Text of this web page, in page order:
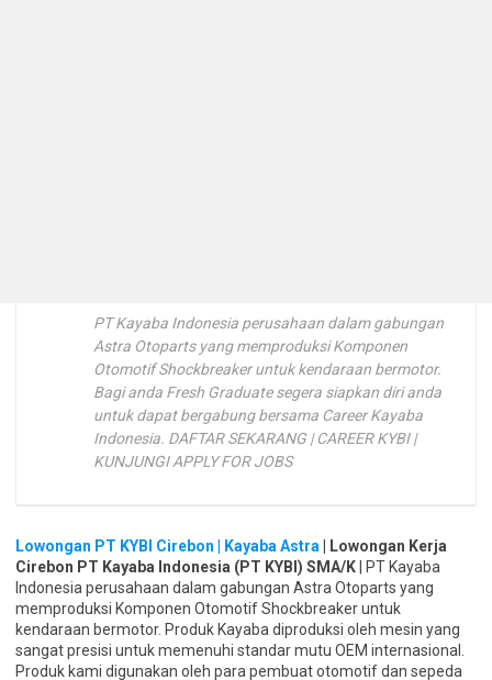
PT Kayaba Indonesia perusahaan dalam gabungan
Astra Otoparts yang memproduksi Komponen
Otomotif Shockbreaker untuk kendaraan bermotor.
Bagi anda Fresh Graduate segera siapkan diri anda
untuk dapat bergabung bersama Career Kayaba
Indonesia. DAFTAR SEKARANG | CAREER KYBI |
KUNJUNGI APPLY FOR JOBS
Lowongan PT KYBI Cirebon | Kayaba Astra | Lowongan Kerja
Cirebon PT Kayaba Indonesia (PT KYBI) SMA/K | PT Kayaba
Indonesia perusahaan dalam gabungan Astra Otoparts yang
memproduksi Komponen Otomotif Shockbreaker untuk
kendaraan bermotor. Produk Kayaba diproduksi oleh mesin yang
sangat presisi untuk memenuhi standar mutu OEM internasional.
Produk kami digunakan oleh para pembuat otomotif dan sepeda